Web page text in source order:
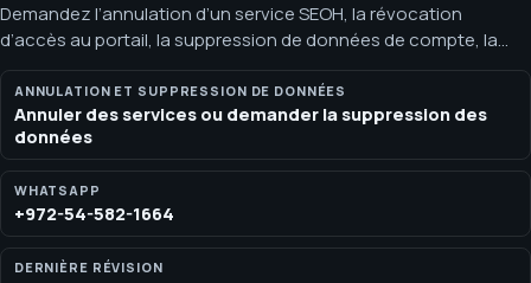
Demandez l’annulation d’un service SEOH, la révocation
d’accès au portail, la suppression de données de compte, la
suppression de documents ou l’arrêt des travaux futurs par
WhatsApp ou e‑mail. Utilisez cette page pour demander
l’annulation des services SEOH, la révocation de l’accès au
portail client, la suppression des documents éligibles du portail
ou des données de compte, et l’arrêt des travaux futurs.
ANNULATION ET SUPPRESSION DE DONNÉES
Annuler des services ou demander la suppression des
données
WHATSAPP
+972-54-582-1664
DERNIÈRE RÉVISION